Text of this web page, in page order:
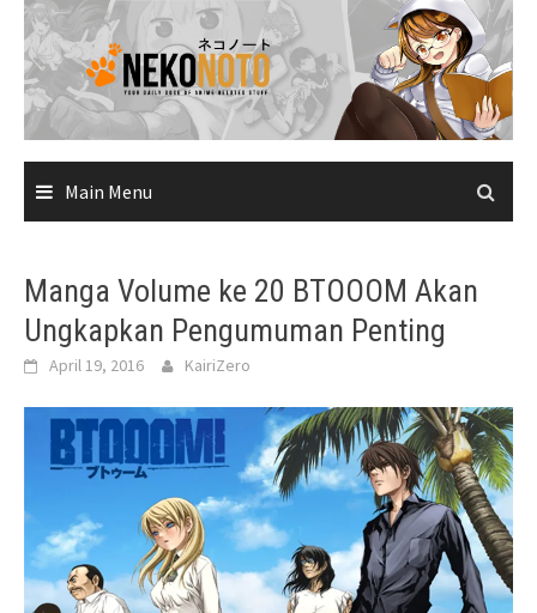
Skip
content
Main Menu
Manga Volume ke 20 BTOOOM Akan
Ungkapkan Pengumuman Penting
April 19, 2016 KairiZero